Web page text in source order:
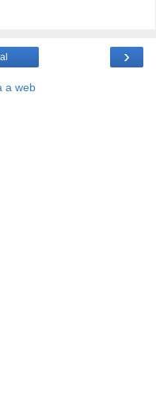
›
a web